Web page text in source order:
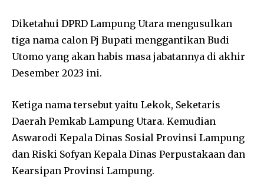
Diketahui DPRD Lampung Utara mengusulkan
tiga nama calon Pj Bupati menggantikan Budi
Utomo yang akan habis masa jabatannya di akhir
Desember 2023 ini.
Ketiga nama tersebut yaitu Lekok, Seketaris
Daerah Pemkab Lampung Utara. Kemudian
Aswarodi Kepala Dinas Sosial Provinsi Lampung
dan Riski Sofyan Kepala Dinas Perpustakaan dan
Kearsipan Provinsi Lampung.